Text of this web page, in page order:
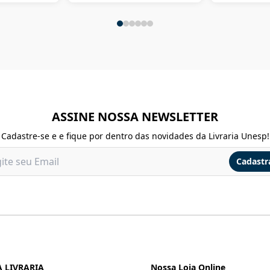
ASSINE NOSSA NEWSLETTER
Cadastre-se e e fique por dentro das novidades da Livraria Unesp!
LIVRARIA Nossa Loja Online